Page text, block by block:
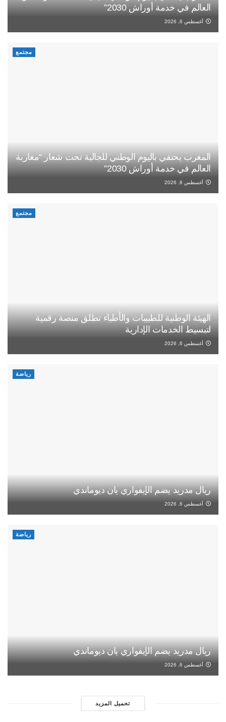
العالم في خدمة أوراش 2030”
أغسطس 6, 2026
مجتمع
المغرب يحتفي باليوم الوطني للجالية تحت شعار “مغاربة
العالم في خدمة أوراش 2030”
أغسطس 6, 2026
مجتمع
الهيئة الوطنية للطبيبات والأطباء تطلق منصة رقمية
لتبسيط الخدمات الإدارية
أغسطس 6, 2026
رياضة
ريال مدريد يضم الإيفواري يان ديوماندي
أغسطس 6, 2026
رياضة
ريال مدريد يضم الإيفواري يان ديوماندي
أغسطس 6, 2026
تحميل المزيد